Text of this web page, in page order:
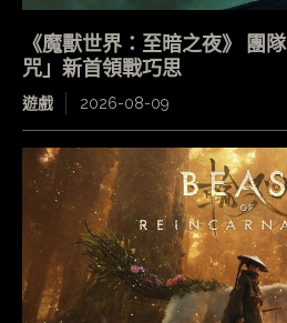
《魔獸世界：至暗之夜》 團
咒」新首領戰巧思
遊戲 2026-08-09